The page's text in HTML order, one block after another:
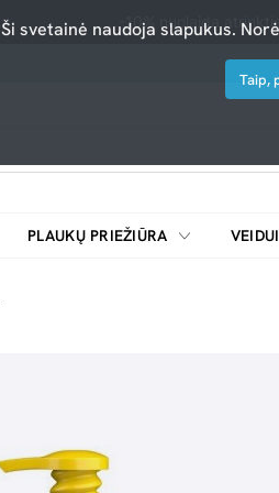
-10% nuolaida
PLAUKŲ PRIEŽIŪRA
Ši svetainė naudoja slapukus.
Taip,